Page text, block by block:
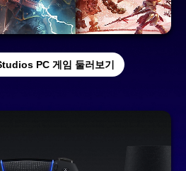
PC 게임 둘러보기